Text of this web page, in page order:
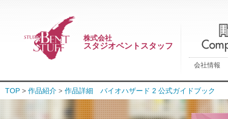
株式会社
スタジオベントスタッフ
会社情報
TOP > 作品紹介 > 作品詳細 バイオハザード 2 公式ガイドブック